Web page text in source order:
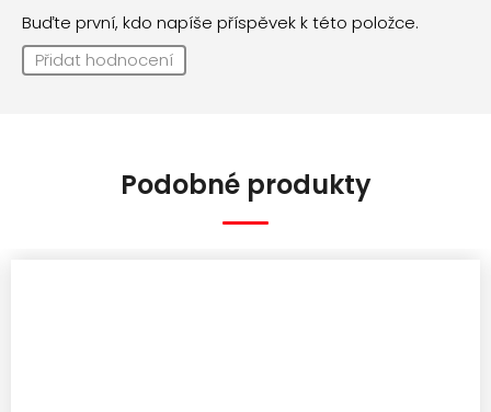
Buďte první, kdo napíše příspěvek k této položce.
Přidat hodnocení
Podobné produkty